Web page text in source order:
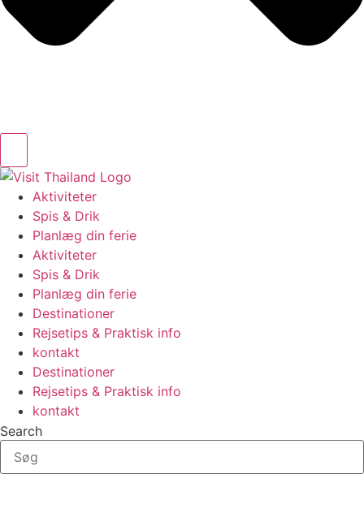
Aktiviteter
Spis & Drik
Planlæg din ferie
Aktiviteter
Spis & Drik
Planlæg din ferie
Destinationer
Rejsetips & Praktisk info
kontakt
Destinationer
Rejsetips & Praktisk info
kontakt
Search